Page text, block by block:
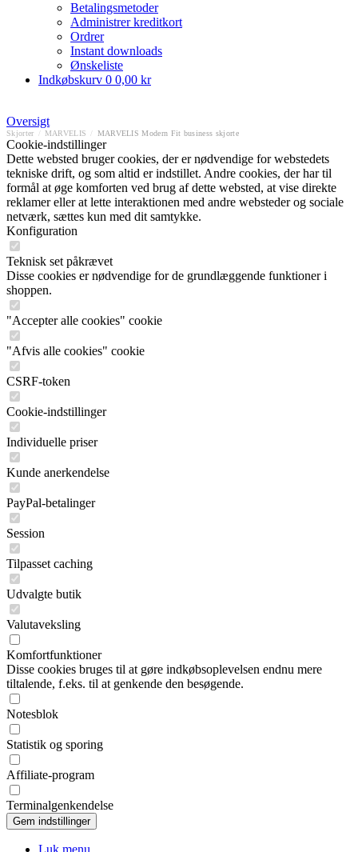
Betalingsmetoder
Administrer kreditkort
Ordrer
Instant downloads
Ønskeliste
Indkøbskurv 0 0,00 kr
Oversigt
Skjorter MARVELIS MARVELIS Modern Fit business skjorte
Cookie-indstillinger
Dette websted bruger cookies, der er nødvendige for webstedets
tekniske drift, og som altid er indstillet. Andre cookies, der har til
formål at øge komforten ved brug af dette websted, at vise direkte
reklamer eller at lette interaktionen med andre websteder og sociale
netværk, sættes kun med dit samtykke.
Konfiguration
Teknisk set påkrævet
Disse cookies er nødvendige for de grundlæggende funktioner i
shoppen.
"Accepter alle cookies" cookie
"Afvis alle cookies" cookie
CSRF-token
Cookie-indstillinger
Individuelle priser
Kunde anerkendelse
PayPal-betalinger
Session
Tilpasset caching
Udvalgte butik
Valutaveksling
Komfortfunktioner
Disse cookies bruges til at gøre indkøbsoplevelsen endnu mere
tiltalende, f.eks. til at genkende den besøgende.
Notesblok
Statistik og sporing
Affiliate-program
Terminalgenkendelse
Luk menu